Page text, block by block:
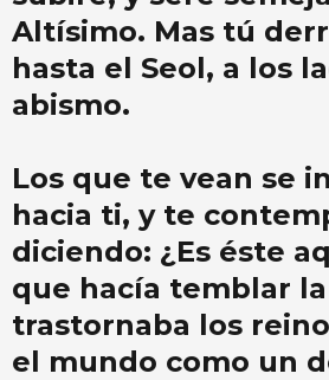
Altísimo. Mas tú
hasta el Seol, a los
abismo.
Los que te vean se
hacia ti, y te
diciendo: ¿Es éste
que hacía temblar
trastornaba los
el mundo como un